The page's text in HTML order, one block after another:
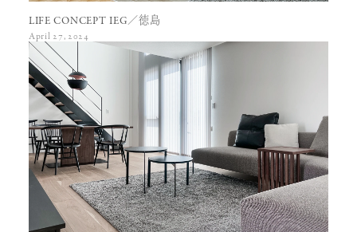
LIFE CONCEPT IEG／徳島
April 27, 2024